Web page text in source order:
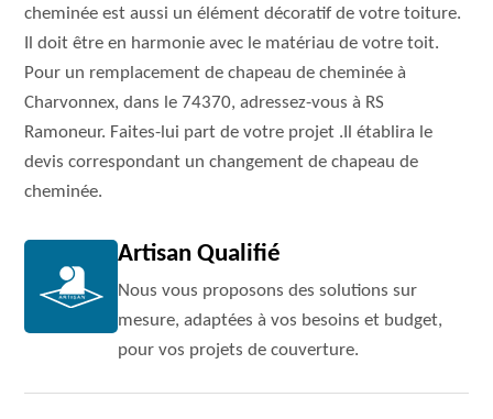
cheminée est aussi un élément décoratif de votre toiture.
Il doit être en harmonie avec le matériau de votre toit.
Pour un remplacement de chapeau de cheminée à
Charvonnex, dans le 74370, adressez-vous à RS
Ramoneur. Faites-lui part de votre projet .Il établira le
devis correspondant un changement de chapeau de
cheminée.
Artisan Qualifié
Nous vous proposons des solutions sur
mesure, adaptées à vos besoins et budget,
pour vos projets de couverture.